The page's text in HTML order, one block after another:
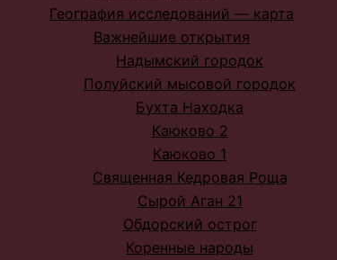
География исследований — карта
Важнейшие открытия
Надымский городок
Полуйский мысовой городок
Бухта Находка
Каюково 2
Каюково 1
Священная Кедровая Роща
Сырой Аган 21
Обдорский острог
Коренные народы